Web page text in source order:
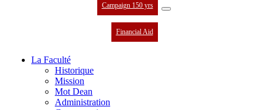
Campaign 150 yrs
Financial Aid
La Faculté
Historique
Mission
Mot Dean
Administration